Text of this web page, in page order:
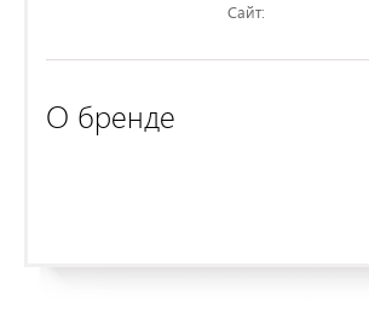
Сайт:
О бренде